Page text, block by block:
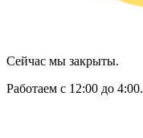
Сейчас мы закрыты.
Работаем с 12:00 до 4:00.